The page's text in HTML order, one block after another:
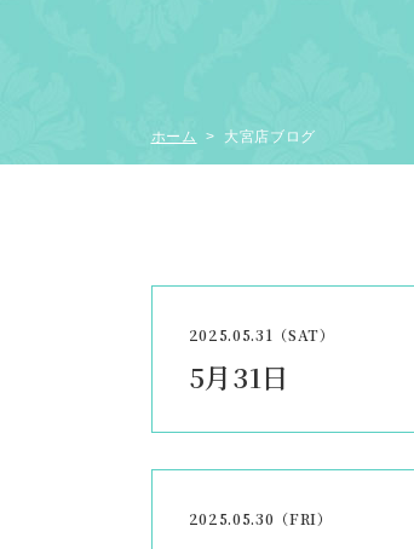
ホーム > 大宮店ブログ
2025.05.31（SAT）
5月31日
2025.05.30（FRI）